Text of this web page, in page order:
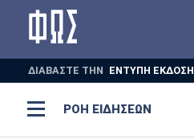
ΔΙΑΒΑΣΤΕ THN ΕΝΤΥΠΗ ΕΚΔΟΣΗ
ΡΟΗ ΕΙΔΗΣΕΩΝ